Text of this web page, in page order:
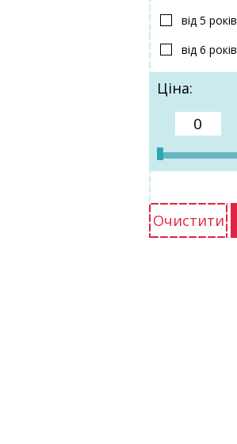
від 5 років
від 6 років
Ціна:
Очистити